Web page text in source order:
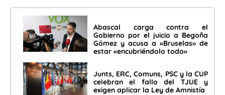
Abascal carga contra el
Gobierno por el juicio a Begoña
Gómez y acusa a «Bruselas» de
estar «encubriéndolo todo»
Junts, ERC, Comuns, PSC y la CUP
celebran el fallo del TJUE y
exigen aplicar la Ley de Amnistía